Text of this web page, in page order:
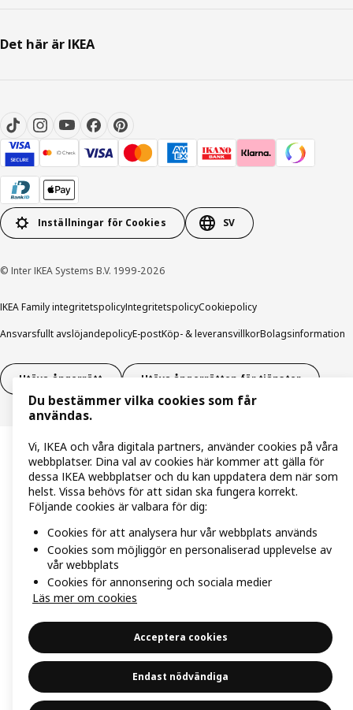
Det här är IKEA
Inställningar för Cookies SV
© Inter IKEA Systems B.V. 1999-2026
IKEA Family integritetspolicyIntegritetspolicyCookiepolicy
Ansvarsfullt avslöjandepolicyE-postKöp- & leveransvillkorBolagsinformation
Utöva ångerrätt Utöva ångerrätten för tjänster
Du bestämmer vilka cookies som får
användas.
Vi, IKEA och våra digitala partners, använder cookies på våra
webbplatser. Dina val av cookies här kommer att gälla för
dessa IKEA webbplatser och du kan uppdatera dem när som
helst. Vissa behövs för att sidan ska fungera korrekt.
Följande cookies är valbara för dig:
Cookies för att analysera hur vår webbplats används
Cookies som möjliggör en personaliserad upplevelse av
vår webbplats
Cookies för annonsering och sociala medier
Läs mer om cookies
Acceptera cookies
Endast nödvändiga